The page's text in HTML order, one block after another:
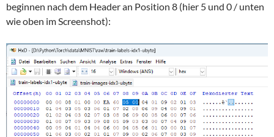
beginnen nach dem Header an Position 8 (hier 5 und 0 / unten
wie oben im Screenshot):